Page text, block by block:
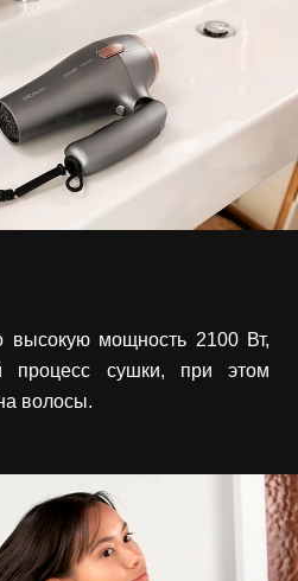
высокую мощность 2100 Вт,
процесс сушки, при этом
волосы.